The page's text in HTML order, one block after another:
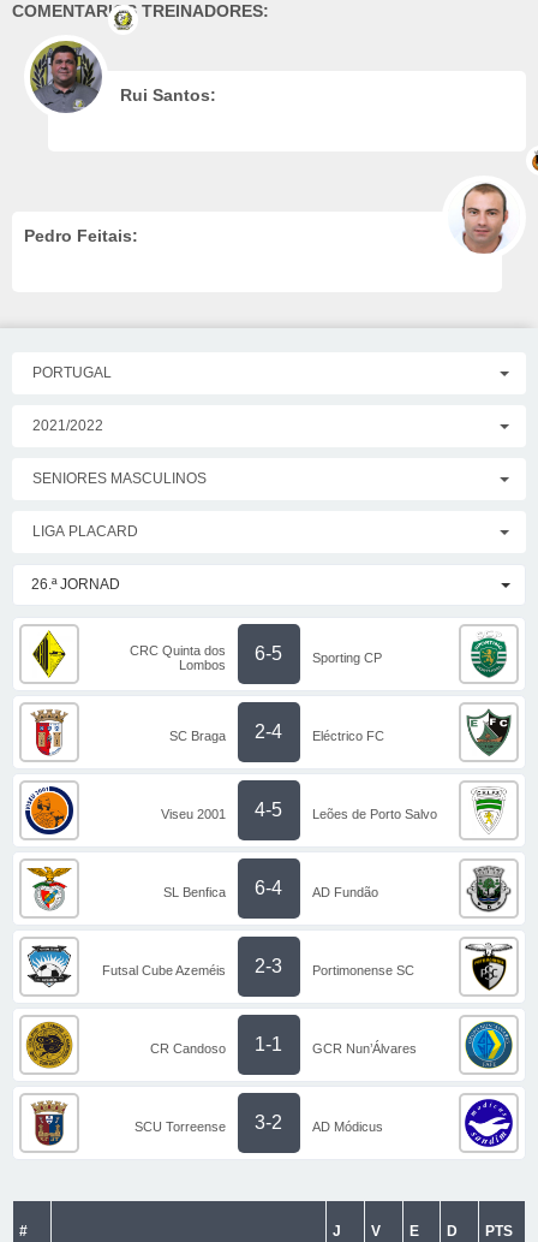
COMENTARIOS TREINADORES:
Rui Santos:
Pedro Feitais:
PORTUGAL
2021/2022
SENIORES MASCULINOS
LIGA PLACARD
26.ª JORNAD
CRC Quinta dos
Lombos
6-5 Sporting CP
SC Braga 2-4 Eléctrico FC
Viseu 2001 4-5 Leões de Porto Salvo
SL Benfica 6-4 AD Fundão
Futsal Cube Azeméis 2-3 Portimonense SC
CR Candoso 1-1 GCR Nun’Álvares
SCU Torreense 3-2 AD Módicus
# J V E D PTS